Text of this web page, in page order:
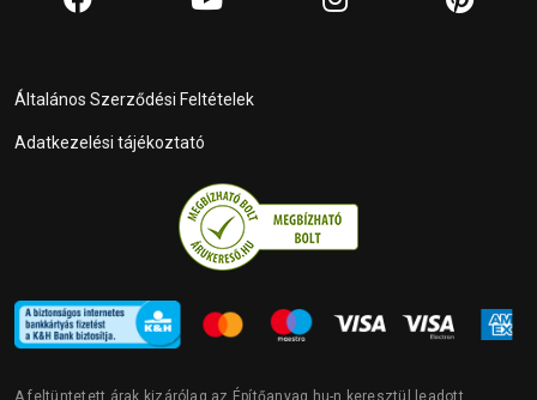
Általános Szerződési Feltételek
Adatkezelési tájékoztató
A feltüntetett árak kizárólag az Építőanyag.hu-n keresztül leadott